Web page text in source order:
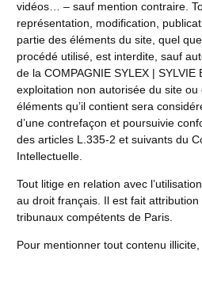
vidéos… – sauf mention contraire.
représentation, modification,
partie des éléments du site, quel
procédé utilisé, est interdite, sauf
de la COMPAGNIE SYLEX | SYLVIE
exploitation non autorisée du site ou
éléments qu’il contient sera
d’une contrefaçon et poursuivie
des articles L.335-2 et suivants du
Intellectuelle.
Tout litige en relation avec
au droit français. Il est fait
tribunaux compétents de Paris.
Pour mentionner tout contenu